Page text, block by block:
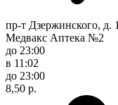
пр-т Дзержинского,
Медвакс Аптека №2
до 23:00
в 11:02
до 23:00
8,50 р.